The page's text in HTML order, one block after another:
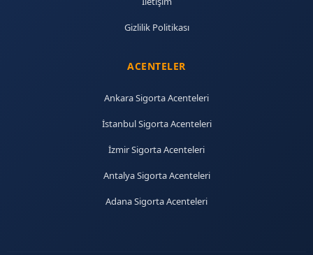
Gizlilik Politikası
ACENTELER
Ankara Sigorta Acenteleri
İstanbul Sigorta Acenteleri
İzmir Sigorta Acenteleri
Antalya Sigorta Acenteleri
Adana Sigorta Acenteleri